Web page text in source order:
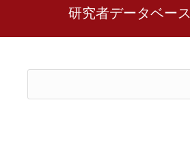
研究者データベース